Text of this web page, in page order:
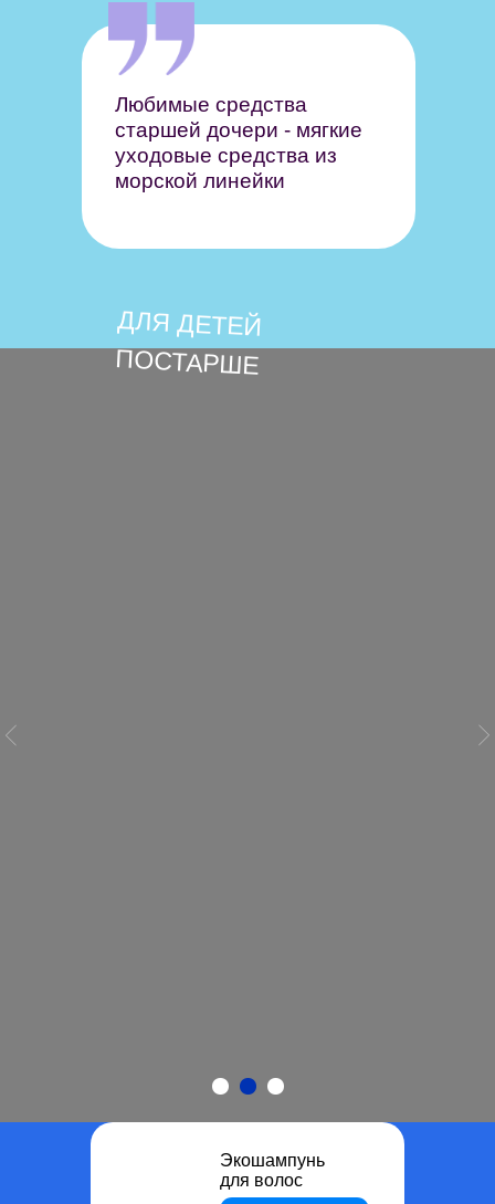
Любимые средства
старшей дочери - мягкие
уходовые средства из
морской линейки
ДЛЯ ДЕТЕЙ
ПОСТАРШЕ
Экошампунь
для волос